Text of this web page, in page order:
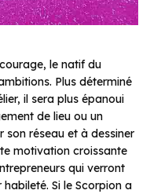
le natif du
Plus déterminé
il sera plus épanoui
de lieu ou un
son réseau et à dessiner
motivation croissante
qui verront
Si le Scorpion a